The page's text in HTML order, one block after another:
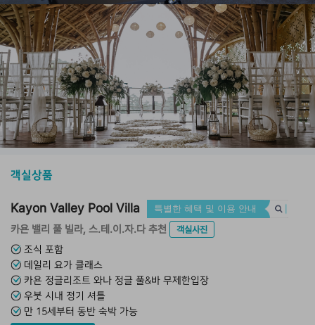
객실상품
Kayon Valley Pool Villa 특별한 혜택 및 이용 안내
카욘 밸리 풀 빌라, 스.테.이.자.다 추천
객실사진
조식 포함
데일리 요가 클래스
카욘 정글리조트 와나 정글 풀&바 무제한입장
우붓 시내 정기 셔틀
만 15세부터 동반 숙박 가능